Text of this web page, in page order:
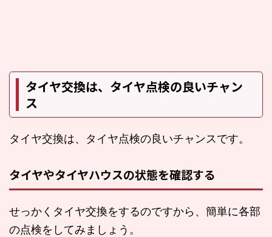
タイヤ交換は、タイヤ点検の良いチャン
ス
タイヤ交換は、タイヤ点検の良いチャンスです。
タイヤやタイヤハウスの状態を確認する
せっかくタイヤ交換をするのですから、簡単に各部
の点検をしてみましょう。